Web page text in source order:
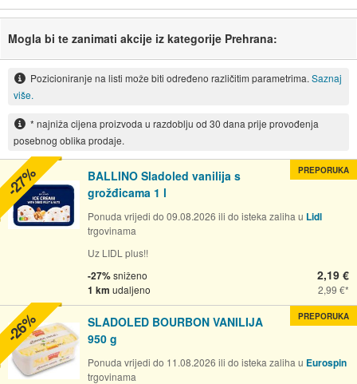
Mogla bi te zanimati akcije iz kategorije Prehrana:
Pozicioniranje na listi može biti određeno različitim parametrima. Saznaj
više.
* najniža cijena proizvoda u razdoblju od 30 dana prije provođenja
posebnog oblika prodaje.
BALLINO Sladoled vanilija s
grožđicama 1 l
Ponuda vrijedi do 09.08.2026 ili do isteka zaliha u Lidl
trgovinama
Uz LIDL plus!!
-27%sniženo
1 km udaljeno
2,19 €
2,99 €
PREPORUKA
-27%
SLADOLED BOURBON VANILIJA
950 g
Ponuda vrijedi do 11.08.2026 ili do isteka zaliha u Eurospin
trgovinama
PREPORUKA
-26%